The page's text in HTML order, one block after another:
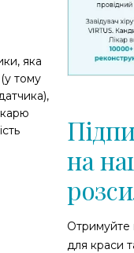
яка
тому
на
Отримуйте
для краси